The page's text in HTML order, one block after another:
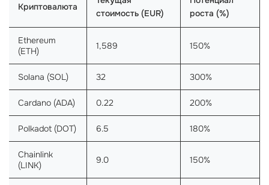
Криптовалюта
стоимость (EUR)
роста (%)
Ethereum
(ETH)
1,589 150%
Solana (SOL) 32 300%
Cardano (ADA) 0.22 200%
Polkadot (DOT) 6.5 180%
Chainlink
(LINK)
9.0 150%